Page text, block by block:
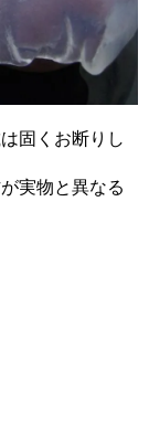
固くお断りし
実物と異なる